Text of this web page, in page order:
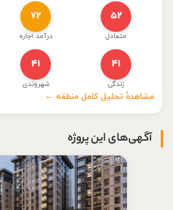
۵۲
متعادل
۷۲
درآمد اجاره
۴۱
زندگی
۴۱
شهروندی
مشاهدهٔ تحلیل کامل منطقه ←
آگهی‌های این پروژه